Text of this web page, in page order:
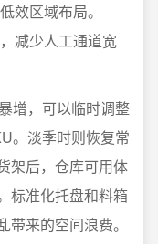
效区域布局。
减少人工通道宽
增，可以临时调整
。淡季时则恢复常
架后，仓库可用体
标准化托盘和料箱
来的空间浪费。